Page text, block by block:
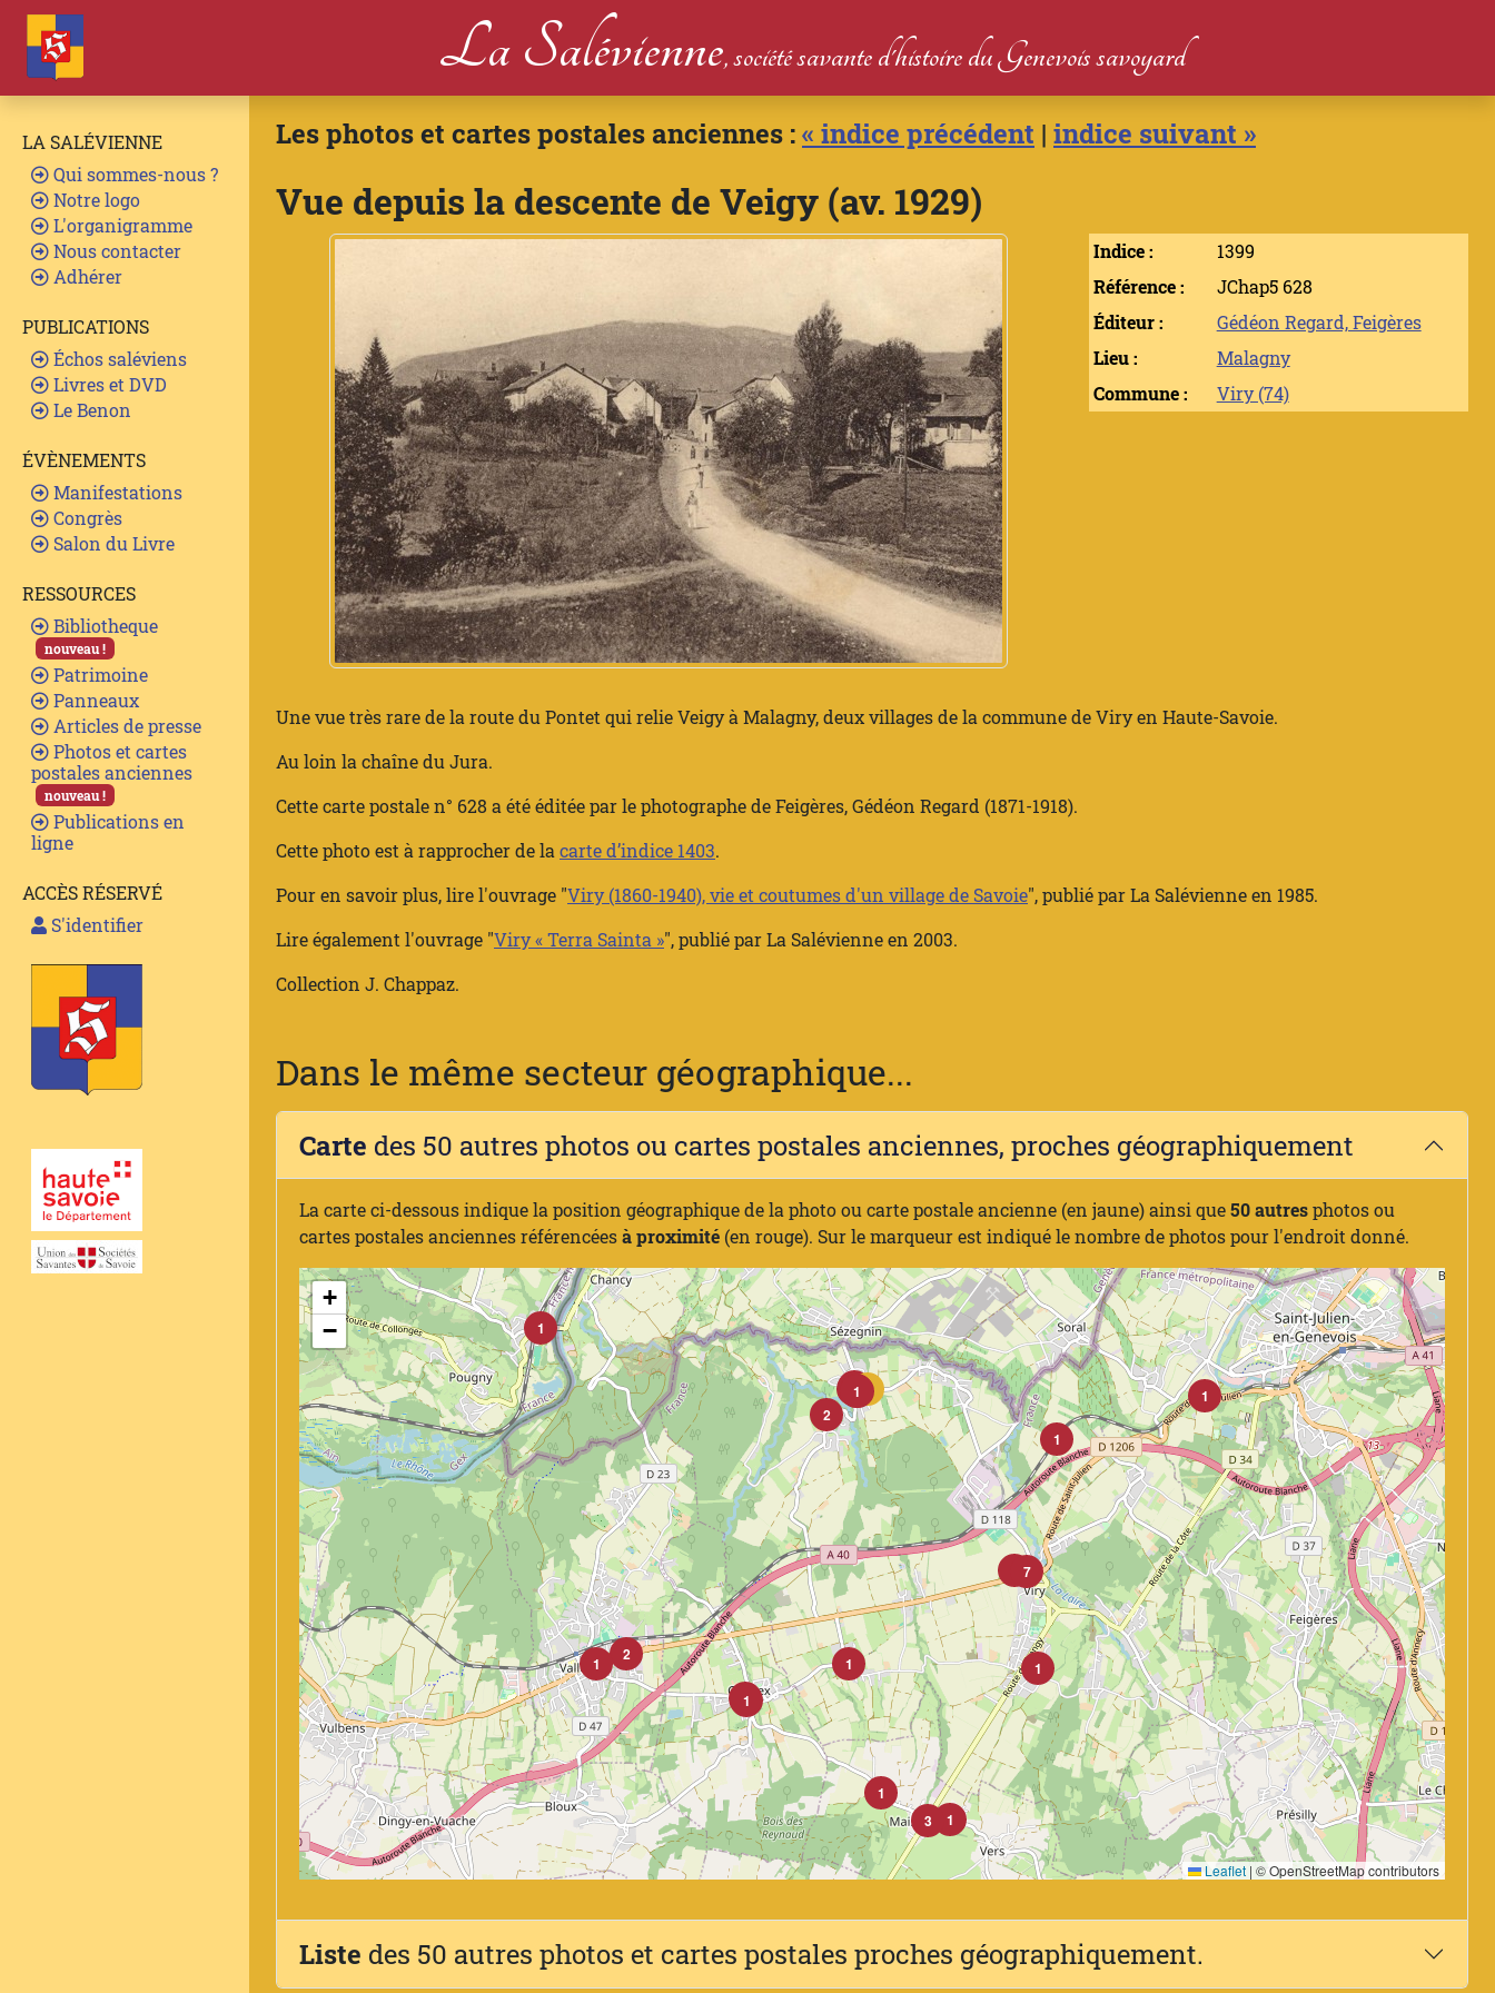
La Salévienne, société savante d'histoire du Genevois savoyard
LA SALÉVIENNE
Qui sommes-nous ?
Notre logo
L'organigramme
Nous contacter
Adhérer
PUBLICATIONS
Échos saléviens
Livres et DVD
Le Benon
ÉVÈNEMENTS
Manifestations
Congrès
Salon du Livre
RESSOURCES
Bibliotheque
nouveau !
Patrimoine
Panneaux
Articles de presse
Photos et cartes
postales anciennes
nouveau !
Publications en
ligne
ACCÈS RÉSERVÉ
S'identifier
Les photos et cartes postales anciennes :« indice précédent | indice suivant »
Vue depuis la descente de Veigy (av. 1929)
Indice :
1399
Référence :
JChap5 628
Éditeur :
Gédéon Regard, Feigères
Lieu :
Malagny
Commune :
Viry (74)
Une vue très rare de la route du Pontet qui relie Veigy à Malagny, deux villages de la commune de Viry en Haute-Savoie.
Au loin la chaîne du Jura.
Cette carte postale n° 628 a été éditée par le photographe de Feigères, Gédéon Regard (1871-1918).
Cette photo est à rapprocher de la carte d’indice 1403.
Pour en savoir plus, lire l'ouvrage "Viry (1860-1940), vie et coutumes d'un village de Savoie", publié parLa Salévienneen 1985.
Lire également l'ouvrage "Viry « Terra Sainta »", publié parLa Salévienneen 2003.
Collection J. Chappaz.
Dans le même secteur géographique...
Carte des 50 autres photos ou cartes postales anciennes, proches géographiquement
La carte ci-dessous indique la position géographique de la photo ou carte postale ancienne (en jaune) ainsi que50 autresphotos ou
cartes postales anciennes référencéesà proximité (en rouge). Sur le marqueur est indiqué le nombre de photos pour l'endroit donné.
1
1
2
1
2
1
1
2
1
1
7
10
1
1
1
2
3 1
1
1
1
+
−
Leaflet | © OpenStreetMap contributors
Liste des 50 autres photos et cartes postales proches géographiquement.